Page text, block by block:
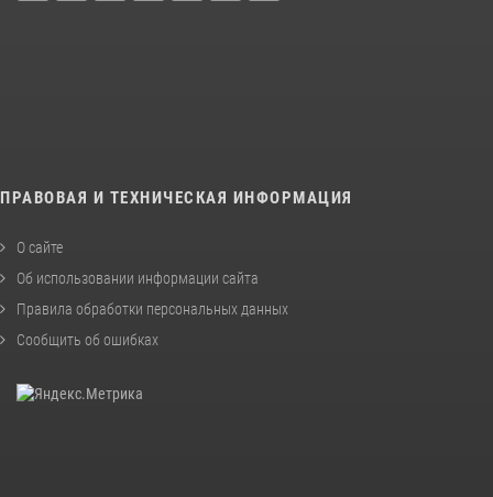
ПРАВОВАЯ И ТЕХНИЧЕСКАЯ ИНФОРМАЦИЯ
О сайте
Об использовании информации сайта
Правила обработки персональных данных
Сообщить об ошибках